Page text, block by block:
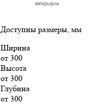
интерьеров.
Доступны размеры, мм
Ширина
от 300
Высота
от 300
Глубина
от 300